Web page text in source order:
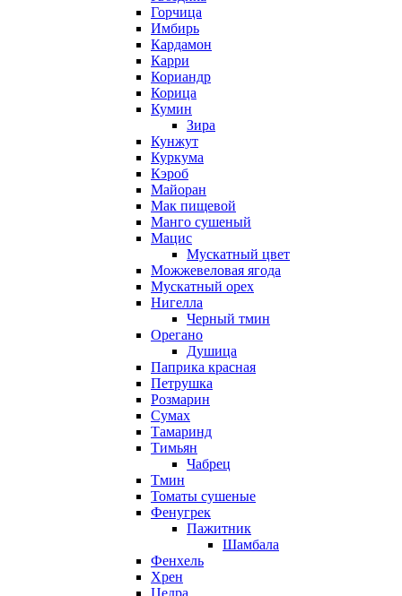
Горчица
Имбирь
Кардамон
Карри
Кориандр
Корица
Кумин
Зира
Кунжут
Куркума
Кэроб
Майоран
Мак пищевой
Манго сушеный
Мацис
Мускатный цвет
Можжевеловая ягода
Мускатный орех
Нигелла
Черный тмин
Орегано
Душица
Паприка красная
Петрушка
Розмарин
Сумах
Тамаринд
Тимьян
Чабрец
Тмин
Томаты сушеные
Фенугрек
Пажитник
Шамбала
Фенхель
Хрен
Цедра